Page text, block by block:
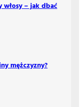
włosy – jak dbać
mężczyzny?